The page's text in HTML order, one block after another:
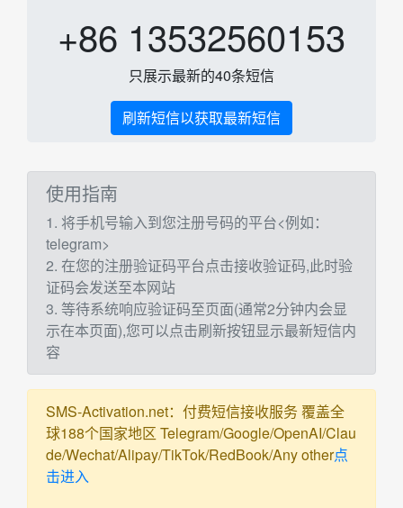
+86 13532560153
只展示最新的40条短信
刷新短信以获取最新短信
使用指南
1. 将手机号输入到您注册号码的平台<例如：
telegram>
2. 在您的注册验证码平台点击接收验证码,此时验
证码会发送至本网站
3. 等待系统响应验证码至页面(通常2分钟内会显
示在本页面),您可以点击刷新按钮显示最新短信内
容
SMS-Activation.net：付费短信接收服务 覆盖全
球188个国家地区 Telegram/Google/OpenAI/Clau
de/Wechat/Alipay/TikTok/RedBook/Any other点
击进入